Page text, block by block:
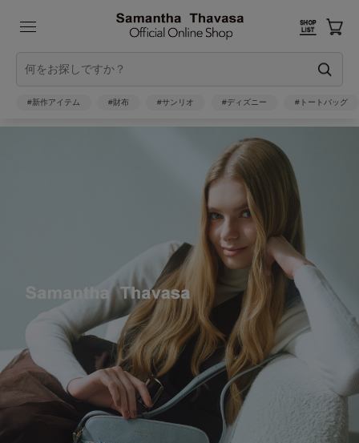
#新作アイテム #財布 #サンリオ #ディズニー #トートバッグ